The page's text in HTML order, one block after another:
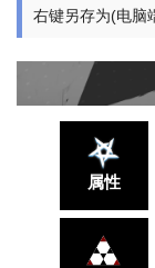
右键另存为(电脑
属性